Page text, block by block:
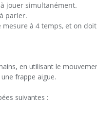
jouer simultanément.
parler.
à 4 temps, et on
en utilisant le
frappe aigue.
suivantes :